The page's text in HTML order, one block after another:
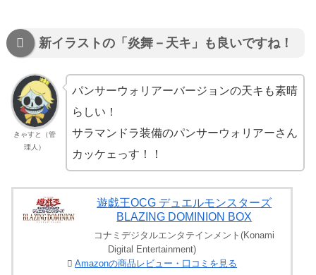
新イラストの「炎舞－天キ」も良いですね！
きゃすと（管
理人）
パンサーウォリアーバージョンの天キも素晴
らしい！
サラマンドラ装備のパンサーウォリアーさん
カッケェっす！！
遊戯王OCG デュエルモンスターズ
BLAZING DOMINION BOX
コナミデジタルエンタテインメント(Konami
Digital Entertainment)
Amazonの商品レビュー・口コミを見る